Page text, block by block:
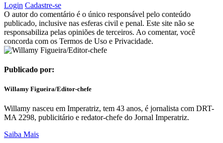
Login Cadastre-se
O autor do comentário é o único responsável pelo conteúdo
publicado, inclusive nas esferas civil e penal. Este site não se
responsabiliza pelas opiniões de terceiros. Ao comentar, você
concorda com os Termos de Uso e Privacidade.
Publicado por:
Willamy Figueira/Editor-chefe
Willamy nasceu em Imperatriz, tem 43 anos, é jornalista com DRT-
MA 2298, publicitário e redator-chefe do Jornal Imperatriz.
Saiba Mais